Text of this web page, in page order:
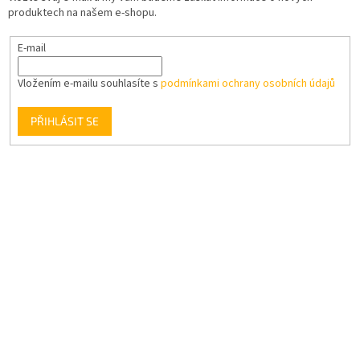
produktech na našem e-shopu.
E-mail
Vložením e-mailu souhlasíte s podmínkami ochrany osobních údajů
PŘIHLÁSIT SE